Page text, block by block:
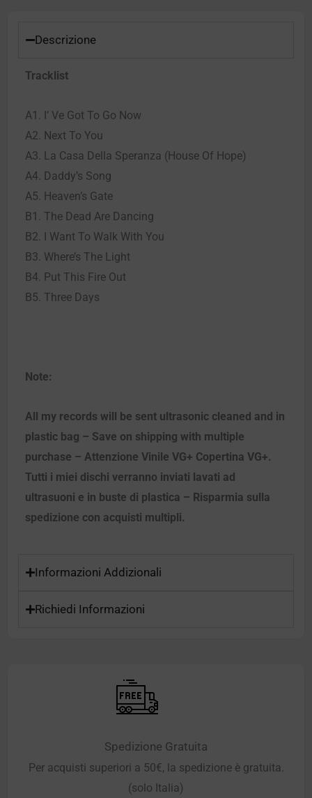
Descrizione
Tracklist
A1. I’ Ve Got To Go Now
A2. Next To You
A3. La Casa Della Speranza (House Of Hope)
A4. Daddy’s Song
A5. Heaven’s Gate
B1. The Dead Are Dancing
B2. I Want To Walk With You
B3. Where’s The Light
B4. Put This Fire Out
B5. Three Days
Note:
All my records will be sent ultrasonic cleaned and in
plastic bag – Save on shipping with multiple
purchase – Attenzione Vinile VG+ Copertina VG+.
Tutti i miei dischi verranno inviati lavati ad
ultrasuoni e in buste di plastica – Risparmia sulla
spedizione con acquisti multipli.
Informazioni Addizionali
Richiedi Informazioni
Spedizione Gratuita
Per acquisti superiori a 50€, la spedizione è gratuita.
(solo Italia)